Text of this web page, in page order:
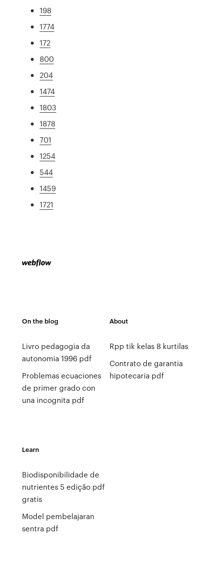
198
1774
172
800
204
1474
1803
1878
701
1254
544
1459
1721
On the blog
Livro pedagogia da
autonomia 1996 pdf
Problemas ecuaciones
de primer grado con
una incognita pdf
About
Rpp tik kelas 8 kurtilas
Contrato de garantia
hipotecaria pdf
Learn
Biodisponibilidade de
nutrientes 5 edição pdf
gratis
Model pembelajaran
sentra pdf